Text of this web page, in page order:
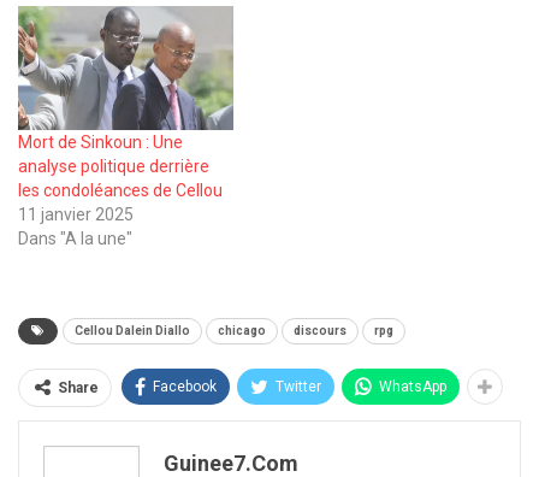
Mort de Sinkoun : Une
analyse politique derrière
les condoléances de Cellou
11 janvier 2025
Dans "A la une"
Cellou Dalein Diallo chicago discours rpg
Share Facebook Twitter WhatsApp
Guinee7.com